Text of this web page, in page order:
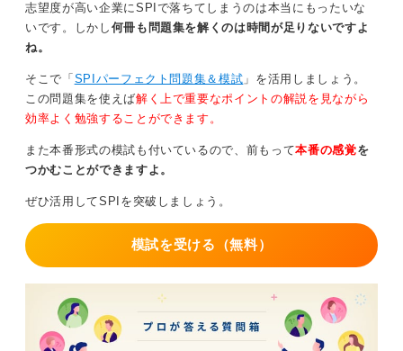
公務員試験にはない、性格検査もSPIにはあるため対策
志望度が高い企業にSPIで落ちてしまうのは本当にもったいな
いです。しかし 何冊も問題集を解くのは時間が足りないですよ
ね。
そこで「 SPIパーフェクト問題集＆模試 」を活用しましょう。
この問題集を使えば解く上で重要なポイントの解説を見ながら
効率よく勉強することができます。
また本番形式の模試も付いているので、前もって本番の感覚を
つかむことができますよ。
ぜひ活用してSPIを突破しましょう。
模試を受ける（無料）